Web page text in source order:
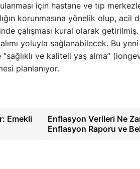
için hastane ve tıp
korunmasına yönelik olup,
çalışması kural olarak
yoluyla sağlanabilecek. Bu
ve kaliteli yaş alma”
planlanıyor.
Emekli
Enflasyon Verileri Ne
Enflasyon Raporu ve